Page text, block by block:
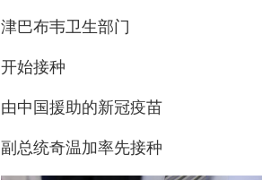
津巴布韦卫生部门
开始接种
由中国援助的新冠疫苗
副总统奇温加率先接种